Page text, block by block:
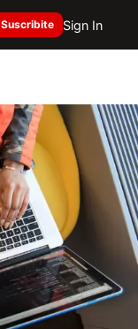
Suscribite Sign In